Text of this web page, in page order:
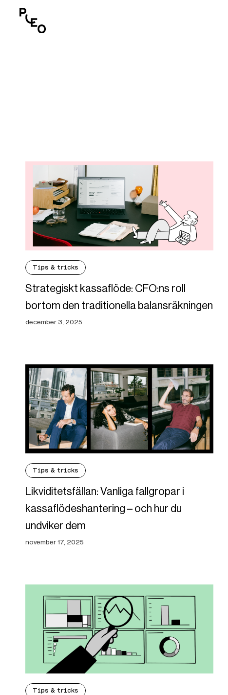
Tips & tricks
Strategiskt kassaflöde: CFO:ns roll
bortom den traditionella balansräkningen
december 3, 2025
Tips & tricks
Likviditetsfällan: Vanliga fallgropar i
kassaflödeshantering – och hur du
undviker dem
november 17, 2025
Tips & tricks